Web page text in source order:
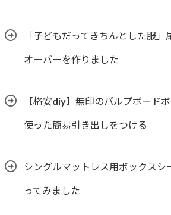
「子どもだってきちんとした服
オーバーを作りました
【格安diy】無印のパルプボード
使った簡易引き出しをつける
シングルマットレス用ボックスシ
ってみました